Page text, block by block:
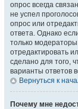
опрос всегда
не успел
опрос или
ответа. Однако
только
отредактировать
сделано для того,
варианты ответов
Вернуться к
Почему мне